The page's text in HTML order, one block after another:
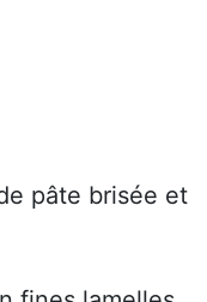
pâte brisée et